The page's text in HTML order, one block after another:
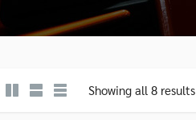
Showing all 8 results